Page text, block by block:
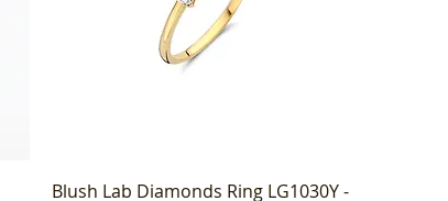
Blush Lab Diamonds Ring LG1030Y -